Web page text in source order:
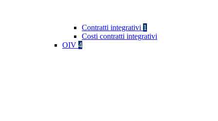
Contratti integrativi 1
Costi contratti integrativi
OIV 4